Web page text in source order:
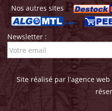
Nos autres sites
Newsletter :
Site réalisé par l'agence web